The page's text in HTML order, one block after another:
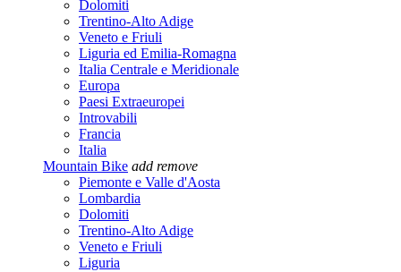
Dolomiti
Trentino-Alto Adige
Veneto e Friuli
Liguria ed Emilia-Romagna
Italia Centrale e Meridionale
Europa
Paesi Extraeuropei
Introvabili
Francia
Italia
Mountain Bike add remove
Piemonte e Valle d'Aosta
Lombardia
Dolomiti
Trentino-Alto Adige
Veneto e Friuli
Liguria